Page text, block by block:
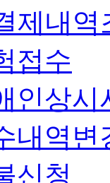
제내역
접수
인상시
내역변
신청